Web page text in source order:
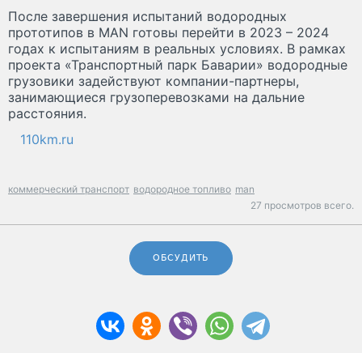
После завершения испытаний водородных
прототипов в MAN готовы перейти в 2023 – 2024
годах к испытаниям в реальных условиях. В рамках
проекта «Транспортный парк Баварии» водородные
грузовики задействуют компании-партнеры,
занимающиеся грузоперевозками на дальние
расстояния.
110km.ru
коммерческий транспорт водородное топливо man
27 просмотров всего.
ОБСУДИТЬ